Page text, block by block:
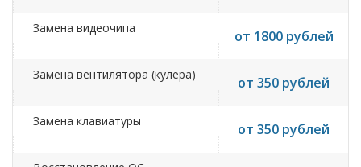
Замена видеочипа от 1800 рублей
Замена вентилятора (кулера) от 350 рублей
Замена клавиатуры от 350 рублей